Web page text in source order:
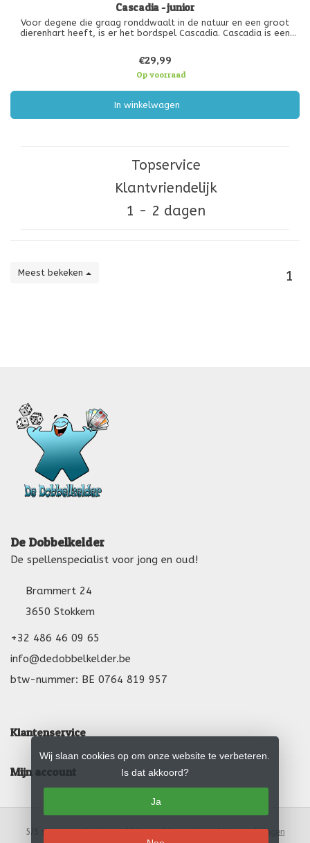
Cascadia - junior
Voor degene die graag ronddwaalt in de natuur en een groot
dierenhart heeft, is er het bordspel Cascadia. Cascadia is een
verschillende
€29,99
Op voorraad
In winkelwagen
Topservice
Klantvriendelijk
1 - 2 dagen
Meest bekeken 1
De Dobbelkelder
De spellenspecialist voor jong en oud!
Brammert 24
3650 Stokkem
+32 486 46 09 65
info@dedobbelkelder.be
btw-nummer: BE 0764 819 957
Klantenservice
Mijn account
5 sterren op basis van24beoordelingen.Lees 24 beoordelingen
Wij slaan cookies op om onze website te verbeteren.
Is dat akkoord?
Ja